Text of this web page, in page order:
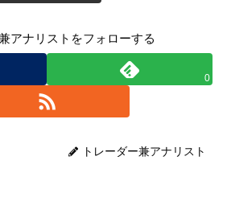
アナリストをフォローする
0
トレーダー兼アナリスト